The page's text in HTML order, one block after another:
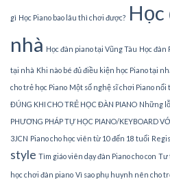
gì Học Piano bao lâu thì chơi được? Học
nhà Học đàn piano tại Vũng Tàu Học đàn
tại nhà Khi nào bé đủ điều kiện học Piano tại
cho trẻ học Piano Một số nghệ sĩ chơi Piano nổi
ĐÚNG KHI CHO TRẺ HỌC ĐÀN PIANO Những
PHƯƠNG PHÁP TỰ HỌC PIANO/KEYBOARD
3JCN Piano cho học viên từ 10 đến 18 tuổi
style Tìm giáo viên dạy đàn Piano cho con Tư
học chơi đàn piano Vì sao phụ huynh nên cho